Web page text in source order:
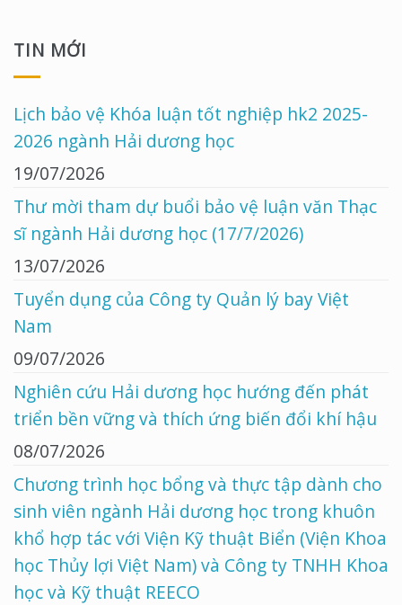
TIN MỚI
Lịch bảo vệ Khóa luận tốt nghiệp hk2 2025-
2026 ngành Hải dương học
19/07/2026
Thư mời tham dự buổi bảo vệ luận văn Thạc
sĩ ngành Hải dương học (17/7/2026)
13/07/2026
Tuyển dụng của Công ty Quản lý bay Việt
Nam
09/07/2026
Nghiên cứu Hải dương học hướng đến phát
triển bền vững và thích ứng biến đổi khí hậu
08/07/2026
Chương trình học bổng và thực tập dành cho
sinh viên ngành Hải dương học trong khuôn
khổ hợp tác với Viện Kỹ thuật Biển (Viện Khoa
học Thủy lợi Việt Nam) và Công ty TNHH Khoa
học và Kỹ thuật REECO